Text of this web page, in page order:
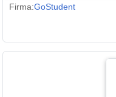
Firma:GoStudent